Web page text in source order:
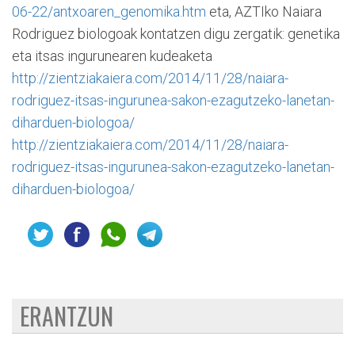
06-22/antxoaren_genomika.htm eta, AZTIko Naiara
Rodriguez biologoak kontatzen digu zergatik: genetika
eta itsas ingurunearen kudeaketa
http://zientziakaiera.com/2014/11/28/naiara-
rodriguez-itsas-ingurunea-sakon-ezagutzeko-lanetan-
diharduen-biologoa/
http://zientziakaiera.com/2014/11/28/naiara-
rodriguez-itsas-ingurunea-sakon-ezagutzeko-lanetan-
diharduen-biologoa/
ERANTZUN